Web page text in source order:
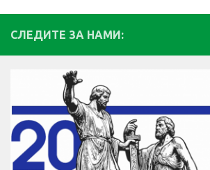
СЛЕДИТЕ ЗА НАМИ: